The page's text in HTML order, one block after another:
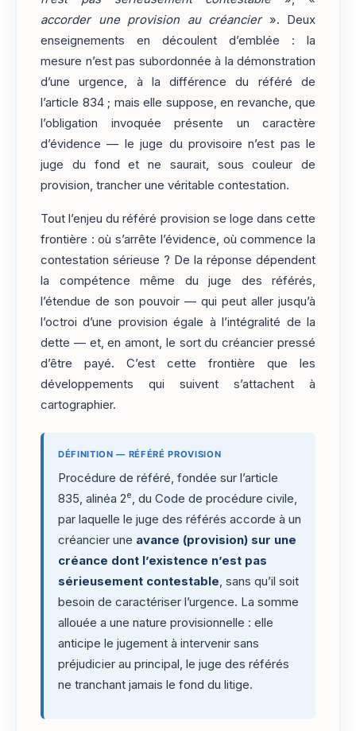
accorder une provision au créancier». Deux
enseignements en découlent d’emblée : la
mesure n’est pas subordonnée à la démonstration
d’une urgence, à la différence du référé de
l’article 834 ; mais elle suppose, en revanche, que
l’obligation invoquée présente un caractère
d’évidence — le juge du provisoire n’est pas le
juge du fond et ne saurait, sous couleur de
provision, trancher une véritable contestation.
Tout l’enjeu du référé provision se loge dans cette
frontière : où s’arrête l’évidence, où commence la
contestation sérieuse ? De la réponse dépendent
la compétence même du juge des référés,
l’étendue de son pouvoir — qui peut aller jusqu’à
l’octroi d’une provision égale à l’intégralité de la
dette — et, en amont, le sort du créancier pressé
d’être payé. C’est cette frontière que les
développements qui suivent s’attachent à
cartographier.
DÉFINITION — RÉFÉRÉ PROVISION
Procédure de référé, fondée sur l’article
835, alinéa 2e, du Code de procédure civile,
par laquelle le juge des référés accorde à un
créancier une avance (provision) sur une
créance dont l’existence n’est pas
sérieusement contestable, sans qu’il soit
besoin de caractériser l’urgence. La somme
allouée a une nature provisionnelle : elle
anticipe le jugement à intervenir sans
préjudicier au principal, le juge des référés
ne tranchant jamais le fond du litige.